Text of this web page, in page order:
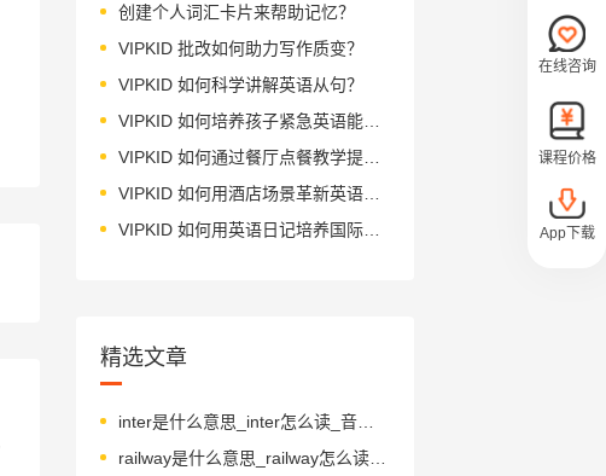
创建个人词汇卡片来帮助记忆？
VIPKID 批改如何助力写作质变？
VIPKID 如何科学讲解英语从句？
VIPKID 如何培养孩子紧急英语能力？
VIPKID 如何通过餐厅点餐教学提升少儿英语应用能力？
VIPKID 如何用酒店场景革新英语教学？
VIPKID 如何用英语日记培养国际化人才？
精选文章
inter是什么意思_inter怎么读_音标ɪn'tɜ-(r)
railway是什么意思_railway怎么读_音标ˈreɪlweɪ
在线咨询
课程价格
App下载